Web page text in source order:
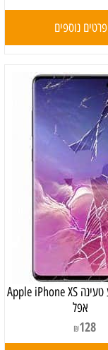
פרטים נוספים
‏החלפת שקע טעינה Apple iPhone XS
אפל
₪128